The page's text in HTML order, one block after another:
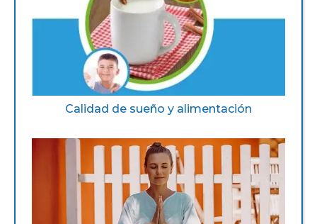
Calidad de sueño y alimentación